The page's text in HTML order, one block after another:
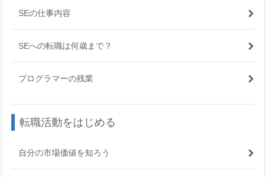
SEの仕事内容
SEへの転職は何歳まで？
プログラマーの残業
転職活動をはじめる
自分の市場価値を知ろう